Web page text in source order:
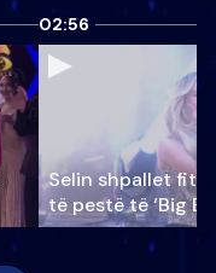
02:56
Selin shpallet
të pestë të ‘Big